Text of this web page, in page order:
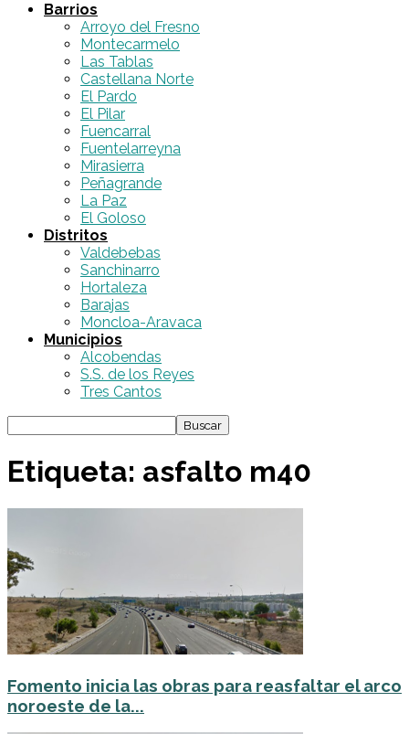
Barrios
Arroyo del Fresno
Montecarmelo
Las Tablas
Castellana Norte
El Pardo
El Pilar
Fuencarral
Fuentelarreyna
Mirasierra
Peñagrande
La Paz
El Goloso
Distritos
Valdebebas
Sanchinarro
Hortaleza
Barajas
Moncloa-Aravaca
Municipios
Alcobendas
S.S. de los Reyes
Tres Cantos
Etiqueta: asfalto m40
Fomento inicia las obras para reasfaltar el arco
noroeste de la...